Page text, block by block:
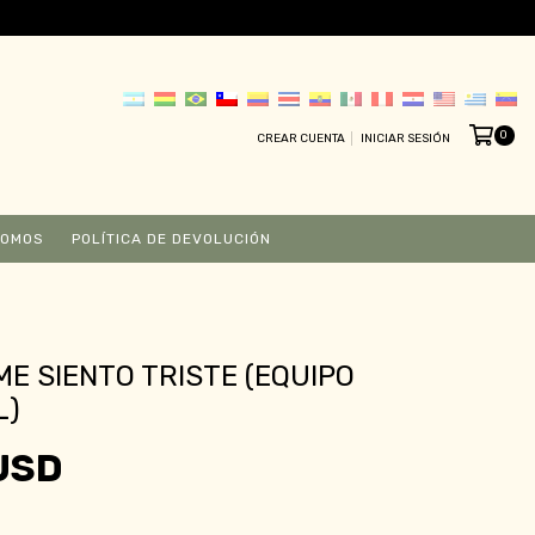
CREAR CUENTA INICIAR SESIÓN 0
POLÍTICA DE DEVOLUCIÓN
SIENTO TRISTE (EQUIPO